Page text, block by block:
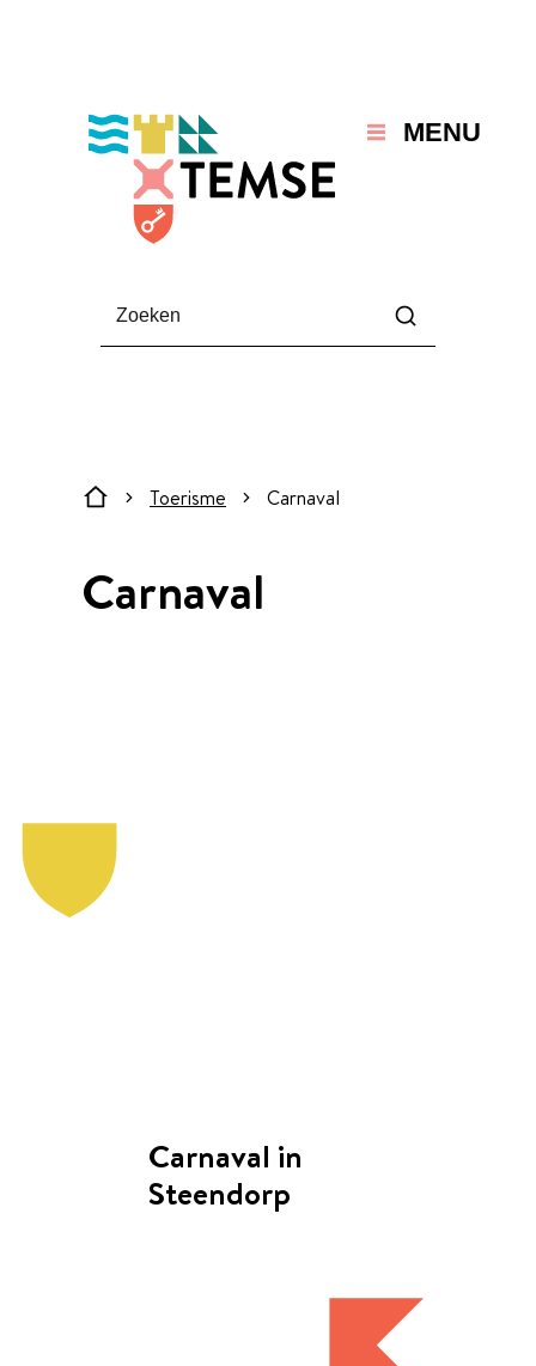
Temse
Zoeken
MENU
StartpaginaToerisme Carnaval
Carnaval
Carnaval in
Steendorp